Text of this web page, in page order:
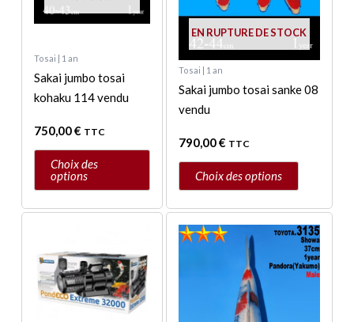
Tosai | 1 an
Sakai jumbo tosai
kohaku 114 vendu
750,00€ TTC
Choix des
options
être
sur
la
page
produit
EN RUPTURE DE STOCK
Tosai | 1 an
Sakai jumbo tosai sanke 08
vendu
790,00€ TTC
Choix des options
être
choisies
sur
la
page
du